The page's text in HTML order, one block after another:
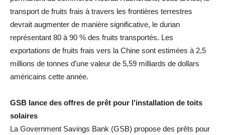
transport de fruits frais à travers les frontières terrestres
devrait augmenter de manière significative, le durian
représentant 80 à 90 % des fruits transportés. Les
exportations de fruits frais vers la Chine sont estimées à 2,5
millions de tonnes d’une valeur de 5,59 milliards de dollars
américains cette année.
GSB lance des offres de prêt pour l’installation de toits
solaires
La Government Savings Bank (GSB) propose des prêts pour